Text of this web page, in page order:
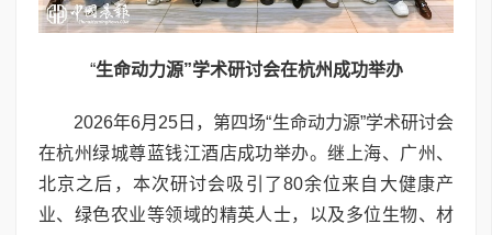
“生命动力源”学术研讨会在杭州成功举办
2026年6月25日，第四场“生命动力源”学术研讨会
在杭州绿城尊蓝钱江酒店成功举办。继上海、广州、
北京之后，本次研讨会吸引了80余位来自大健康产
业、绿色农业等领域的精英人士，以及多位生物、材